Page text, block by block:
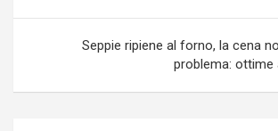
Seppie ripiene al forno, la cena
problema: ottime